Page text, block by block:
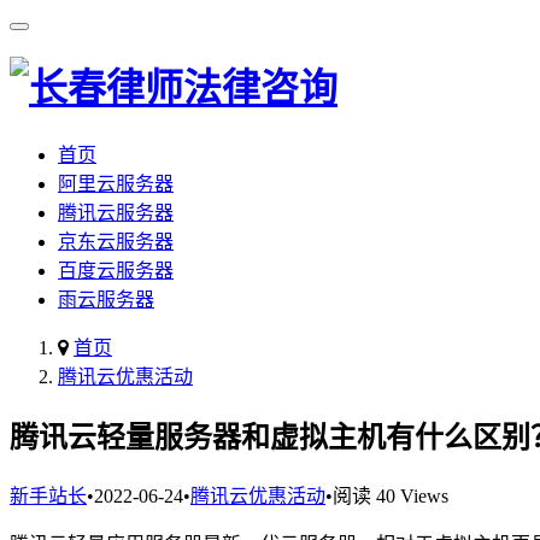
首页
阿里云服务器
腾讯云服务器
京东云服务器
百度云服务器
雨云服务器
首页
腾讯云优惠活动
腾讯云轻量服务器和虚拟主机有什么区别
新手站长•2022-06-24•腾讯云优惠活动•阅读 40 Views